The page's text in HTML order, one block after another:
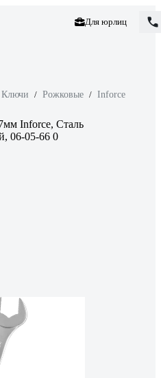
Для юрлиц
Ключи / Рожковые / Inforce